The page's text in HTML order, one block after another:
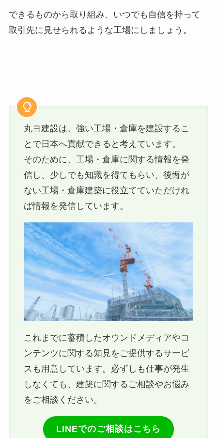
できるものから取り組み、いつでも自信を持って
取引先に見せられるような工場にしましょう。
丸ヨ建設は、強い工場・倉庫を建設するこ
とで日本へ貢献できると考えています。
そのために、工場・倉庫に関する情報を発
信し、少しでも知識を得てもらい、後悔が
ない工場・倉庫建築に役立てていただけれ
ば情報を発信しています。
これまでに蓄積したオウンドメディアやコ
ンテンツに関する知見をご提供するサービ
スも用意しています。必ずしも仕事が発生
しなくても、建築に関するご相談やお悩み
をご相談ください。
LINEでのご相談はこちら